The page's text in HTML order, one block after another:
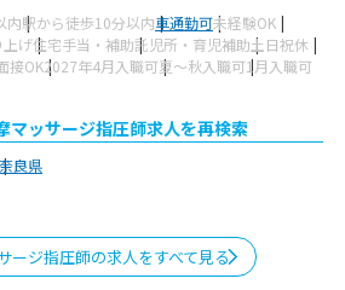
内駅から徒歩10分以内車通勤可未経験OK
上げ住宅手当・補助託児所・育児補助土日祝休
接OK2027年4月入職可夏～秋入職可1月入職可
マッサージ指圧師求人を再検索
奈良県
ージ指圧師の求人をすべて見る